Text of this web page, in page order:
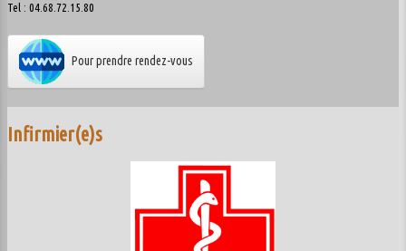
Tel : 04.68.72.15.80
Pour prendre rendez-vous
Infirmier(e)s